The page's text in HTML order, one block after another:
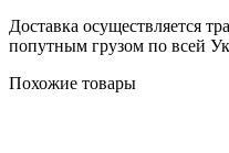
Доставка осуществляется
попутным грузом по всей
Похожие товары